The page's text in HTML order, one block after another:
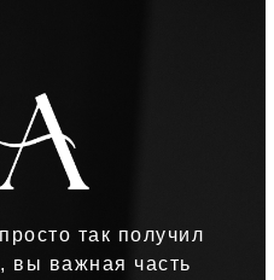
так получил
вы важная часть